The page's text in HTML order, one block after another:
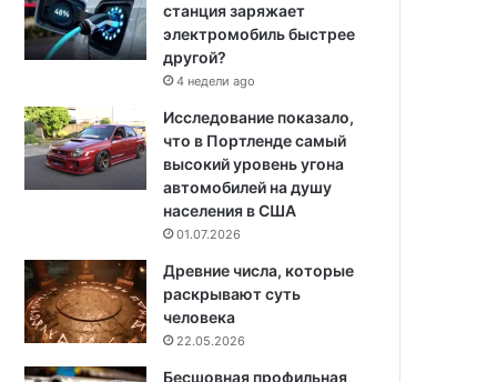
станция заряжает
электромобиль быстрее
другой?
4 недели ago
Исследование показало,
что в Портленде самый
высокий уровень угона
автомобилей на душу
населения в США
01.07.2026
Древние числа, которые
раскрывают суть
человека
22.05.2026
Бесшовная профильная